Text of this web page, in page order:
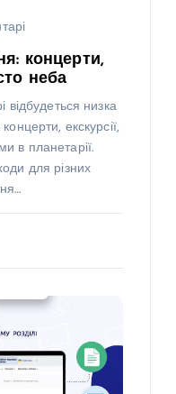
концерти,
неба
відбудеться низка
екскурсії,
в планетарії.
для різних